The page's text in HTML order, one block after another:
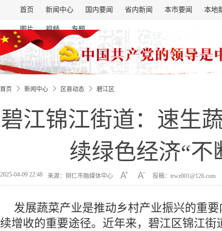
首页 新闻中心 国内要闻 省内新闻 本市要闻 本地
图片 视频 专题
首页 新闻中心 区县动态 碧江区
碧江锦江街道：速生
续绿色经济“不
2025-04-09 22:48 来源：铜仁市融媒体中心 投稿：trwz001@126.com
发展蔬菜产业是推动乡村产业振兴的重
续增收的重要途径。近年来，碧江区锦江街